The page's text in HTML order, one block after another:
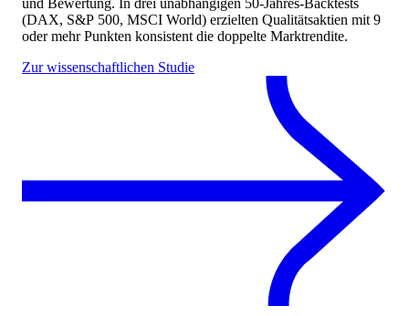
und Bewertung. In drei unabhängigen 50-Jahres-Backtests
(DAX, S&P 500, MSCI World) erzielten Qualitätsaktien mit 9
oder mehr Punkten konsistent die doppelte Marktrendite.
Zur wissenschaftlichen Studie